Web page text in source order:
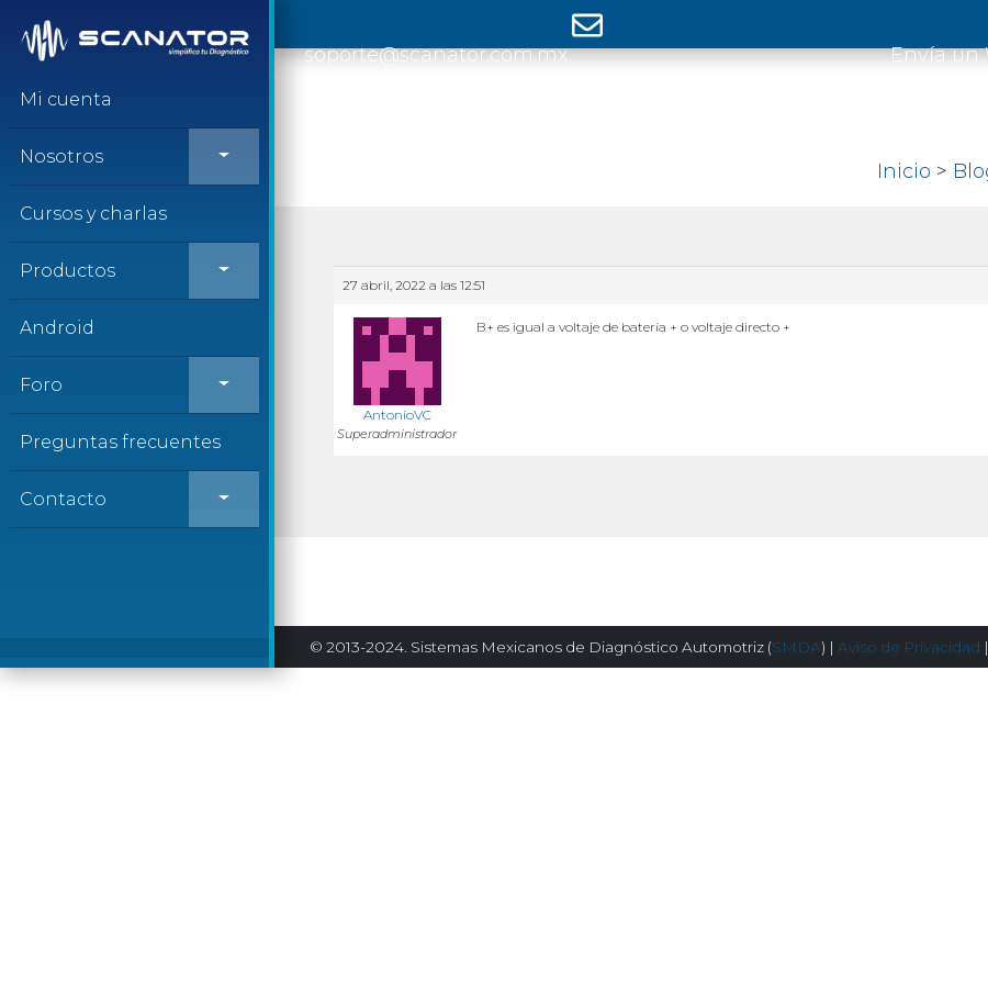
soporte@scanator.com.mx Envía un
Saltar al contenido
Mi cuenta
Nosotros
Cursos y charlas
Productos
Android
Foro
Preguntas frecuentes
Contacto
Inicio >
27 abril, 2022 a las 12:51
AntonioVC
Superadministrador
B+ es igual a voltaje de batería + o voltaje directo +
© 2013-2024. Sistemas Mexicanos de Diagnóstico Automotriz (SMDA) | Aviso de Privacidad